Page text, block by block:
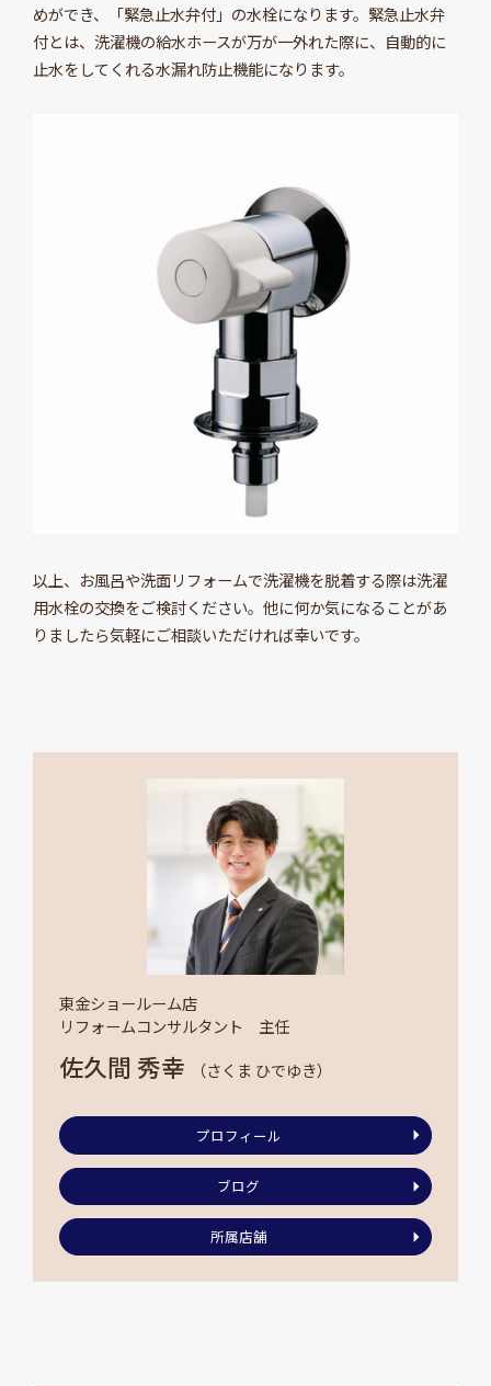
めができ、「緊急止水弁付」の水栓になります。緊急止水弁
付とは、洗濯機の給水ホースが万が一外れた際に、自動的に
止水をしてくれる水漏れ防止機能になります。
以上、お風呂や洗面リフォームで洗濯機を脱着する際は洗濯
用水栓の交換をご検討ください。他に何か気になることがあ
りましたら気軽にご相談いただければ幸いです。
東金ショールーム店
リフォームコンサルタント 主任
佐久間 秀幸 （さくま ひでゆき）
プロフィール
ブログ
所属店舗